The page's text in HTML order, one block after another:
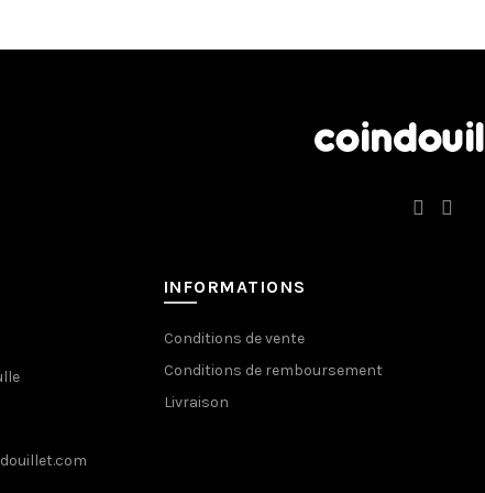
INFORMATIONS
Conditions de vente
Conditions de remboursement
Livraison